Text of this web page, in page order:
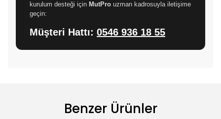
kurulum desteği için MutPro uzman kadrosuyla iletişime
geçin:
Müşteri Hattı: 0546 936 18 55
Benzer Ürünler